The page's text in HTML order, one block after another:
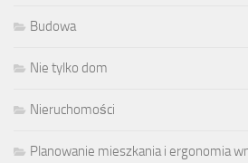
Budowa
Nie tylko dom
Nieruchomości
Planowanie mieszkania i ergonomia